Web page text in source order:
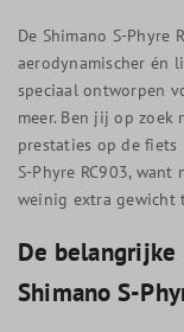
De Shimano S-Phyre
aerodynamischer én
speciaal ontworpen
meer. Ben jij op zoek
prestaties op de
S-Phyre RC903,
weinig extra gewicht
De belangrijke
Shimano S-